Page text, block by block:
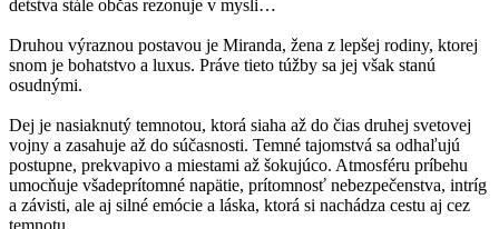
detstva stále občas rezonuje v mysli…
Druhou výraznou postavou je Miranda, žena z lepšej rodiny, ktorej
snom je bohatstvo a luxus. Práve tieto túžby sa jej však stanú
osudnými.
Dej je nasiaknutý temnotou, ktorá siaha až do čias druhej svetovej
vojny a zasahuje až do súčasnosti. Temné tajomstvá sa odhaľujú
postupne, prekvapivo a miestami až šokujúco. Atmosféru príbehu
umocňuje všadeprítomné napätie, prítomnosť nebezpečenstva, intríg
a závisti, ale aj silné emócie a láska, ktorá si nachádza cestu aj cez
temnotu.